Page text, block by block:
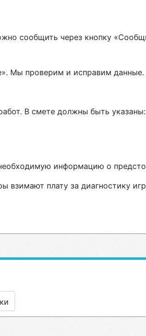
сообщить через кнопку
Мы проверим и исправим данные.
В смете должны быть указаны:
информацию о
взимают плату за диагностику